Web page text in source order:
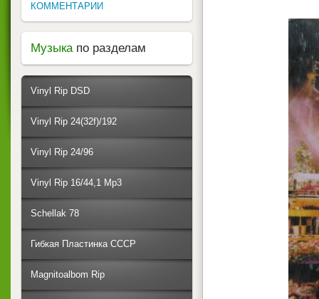
КОММЕНТАРИИ
Музыка по разделам
Vinyl Rip DSD
Vinyl Rip 24(32f)/192
Vinyl Rip 24/96
Vinyl Rip 16/44,1 Mp3
Schellak 78
Гибкая Пластинка СССР
Magnitoalbom Rip